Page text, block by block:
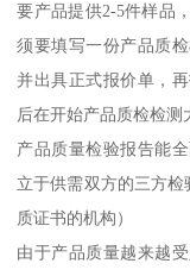
要产品提供2-5件样品
须要填写一份产品质
并出具正式报价单，
后在开始产品质检检测
产品质量检验报告能
立于供需双方的三方
质证书的机构）
由于产品质量越来越